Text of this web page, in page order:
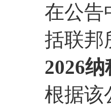
在公告
括联邦
2026
根据该